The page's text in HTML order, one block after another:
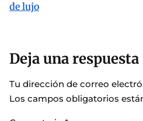
de lujo
Deja una respuesta
Tu dirección de correo
Los campos obligatorios